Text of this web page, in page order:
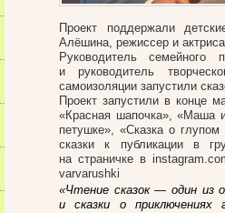
Проект поддержали
Алёшина, режиссер и
Руководитель семейного
и руководитель
самоизоляции запустили
Проект запустили в конце
«Красная шапочка», «Маша
петушке», «Сказка о
сказки к публикации в
на страничке в
varvarushki
«Чтение сказок — один из
и сказки о